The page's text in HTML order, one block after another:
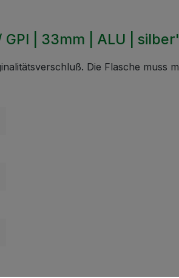
| 33mm | ALU |
Die Flasche muss